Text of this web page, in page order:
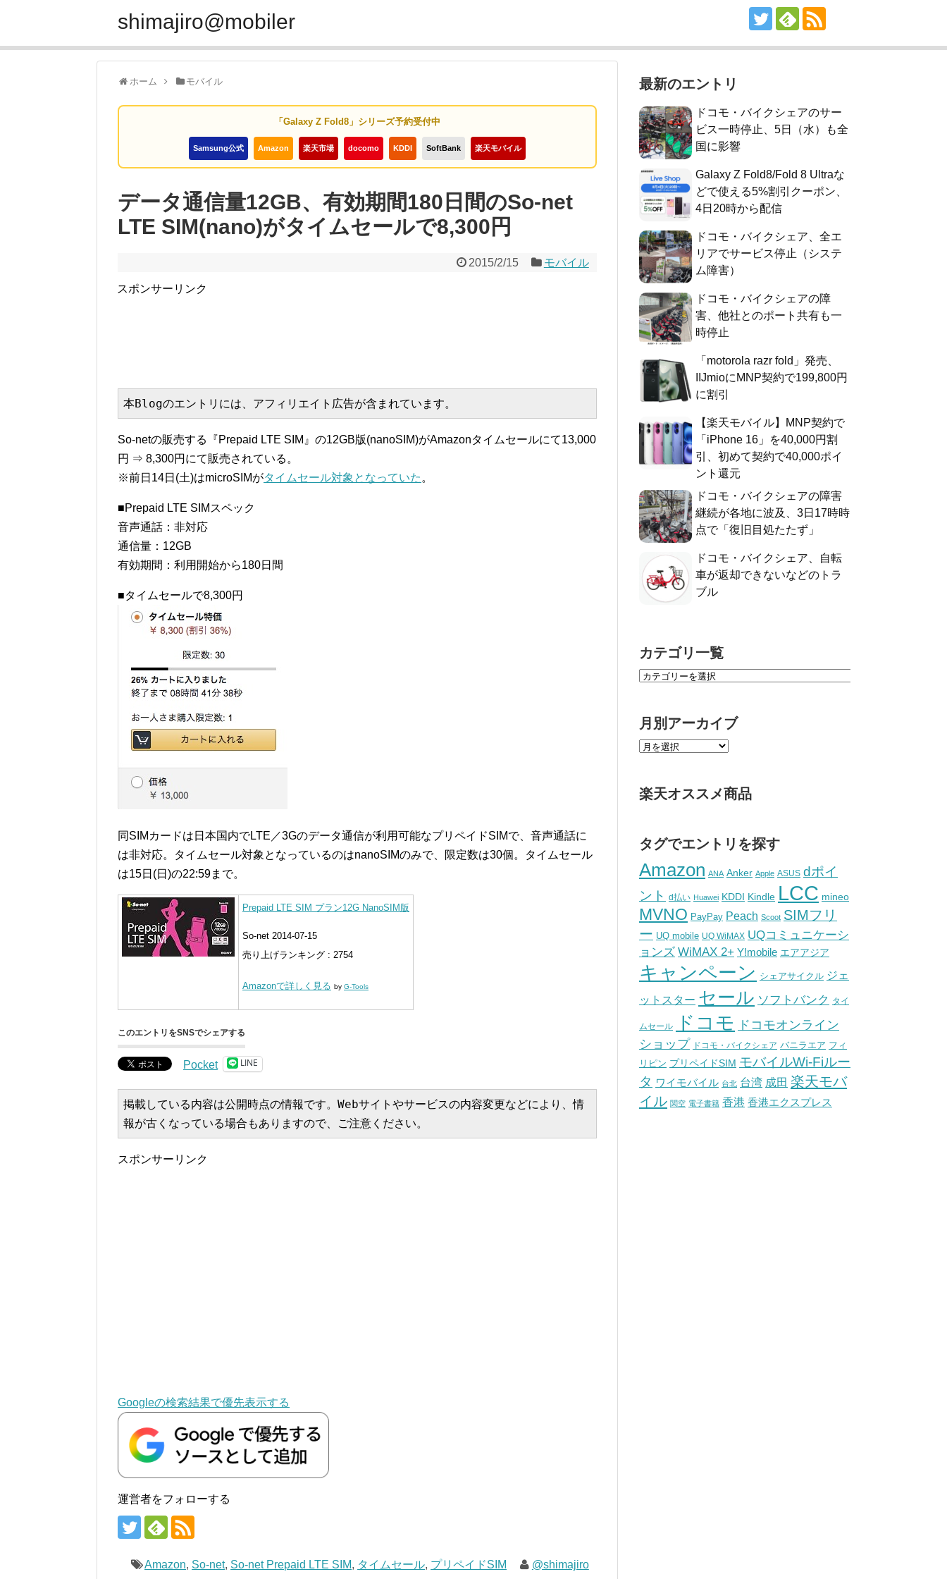
shimajiro@mobiler
ホーム モバイル
「Galaxy Z Fold8」シリーズ予約受付中
Samsung公式 Amazon 楽天市場 docomo KDDI SoftBank 楽天モバイル
データ通信量12GB、有効期間180日間のSo-net
LTE SIM(nano)がタイムセールで8,300円
2015/2/15 モバイル
スポンサーリンク
本Blogのエントリには、アフィリエイト広告が含まれています。
So-netの販売する『Prepaid LTE SIM』の12GB版(nanoSIM)がAmazonタイムセールにて13,000
円 ⇒ 8,300円にて販売されている。
※前日14日(土)はmicroSIMがタイムセール対象となっていた 。
■Prepaid LTE SIMスペック
音声通話：非対応
通信量：12GB
有効期間：利用開始から180日間
■タイムセールで8,300円
同SIMカードは日本国内でLTE／3Gのデータ通信が利用可能なプリペイドSIMで、音声通話に
は非対応。タイムセール対象となっているのはnanoSIMのみで、限定数は30個。タイムセール
は15日(日)の22:59まで。
Prepaid LTE SIM プラン12G NanoSIM版
So-net 2014-07-15
売り上げランキング : 2754
Amazonで詳しく見る by G-Tools
このエントリをSNSでシェアする
Pocket LINE
掲載している内容は公開時点の情報です。Webサイトやサービスの内容変更などにより、情
報が古くなっている場合もありますので、ご注意ください。
スポンサーリンク
Googleの検索結果で優先表示する
運営者をフォローする
Amazon, So-net, So-net Prepaid LTE SIM, タイムセール, プリペイドSIM @shimajiro
最新のエントリ
ドコモ・バイクシェアのサー
ビス一時停止、5日（水）も全
国に影響
Galaxy Z Fold8/Fold 8 Ultraな
どで使える5%割引クーポン、
4日20時から配信
ドコモ・バイクシェア、全エ
リアでサービス停止（システ
ム障害）
ドコモ・バイクシェアの障
害、他社とのポート共有も一
時停止
「motorola razr fold」発売、
IIJmioにMNP契約で199,800円
に割引
【楽天モバイル】MNP契約で
「iPhone 16」を40,000円割
引、初めて契約で40,000ポイ
ント還元
ドコモ・バイクシェアの障害
継続が各地に波及、3日17時時
点で「復旧目処たたず」
ドコモ・バイクシェア、自転
車が返却できないなどのトラ
ブル
カテゴリ一覧
月別アーカイブ
楽天オススメ商品
タグでエントリを探す
Amazon ANA Anker Apple ASUS dポイ
ント
d払い Huawei KDDI Kindle LCC mineo
MVNO PayPay Peach Scoot SIMフリ
ー UQ mobile UQ WiMAX UQコミュニケーシ
ョンズ WiMAX 2+ Y!mobile エアアジア
キャンペーン シェアサイクル ジェ
ットスター セール ソフトバンク タイ
ムセール ドコモ
ドコモオンライン
ショップ ドコモ・バイクシェア バニラエア フィ
リピン プリペイドSIM モバイルWi-Fiルー
タ ワイモバイル 台北 台湾 成田 楽天モバ
イル 関空 電子書籍 香港 香港エクスプレス